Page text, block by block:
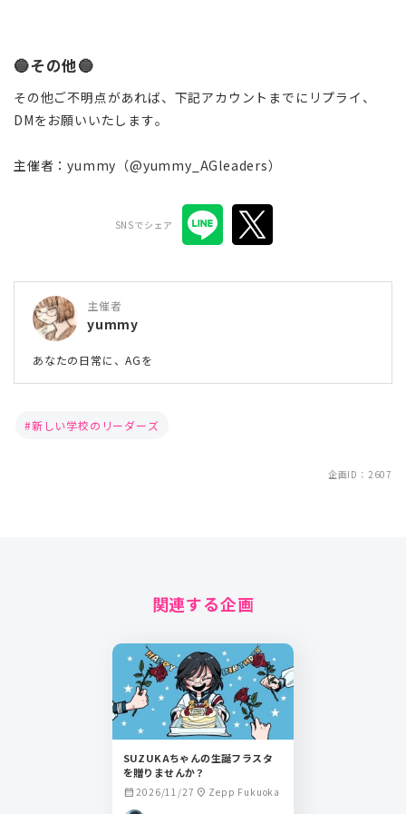
🔵その他🔵
その他ご不明点があれば、下記アカウントまでにリプライ、
DMをお願いいたします。
主催者：yummy（@yummy_AGleaders）
SNSでシェア
主催者
yummy
あなたの日常に、AGを
新しい学校のリーダーズ
企画ID：2607
関連する企画
SUZUKAちゃんの生誕フラスタ
を贈りませんか？
calendar_month 2026/11/27 location_on Zepp Fukuoka